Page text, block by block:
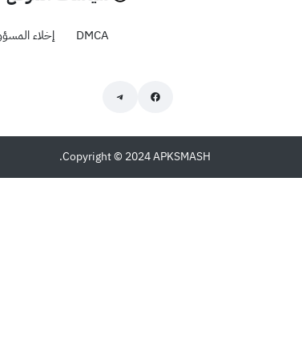
DMCA إخلاء
Copyright © 2024 APKSMASH.